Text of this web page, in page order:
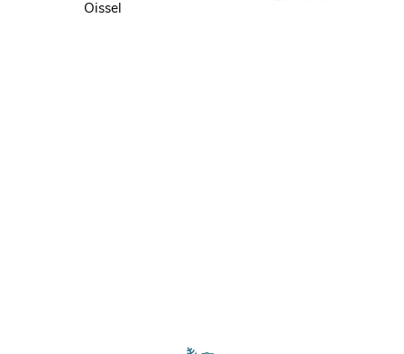
Oissel